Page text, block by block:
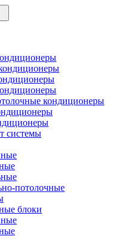
кондиционеры
системы
потолочные
блоки